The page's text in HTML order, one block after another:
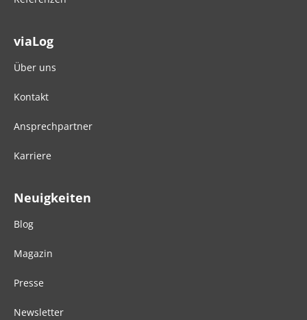
viaLog
Über uns
Kontakt
Ansprechpartner
Karriere
Neuigkeiten
Blog
Magazin
Presse
Newsletter